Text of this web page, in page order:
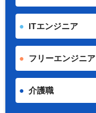
ITエンジニア
フリーエンジニア
介護職